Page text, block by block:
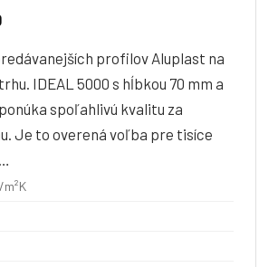
profilov Aluplast na
IDEAL 5000 s hĺbkou 70 mm a
spoľahlivú kvalitu za
Je to overená voľba pre tisíce